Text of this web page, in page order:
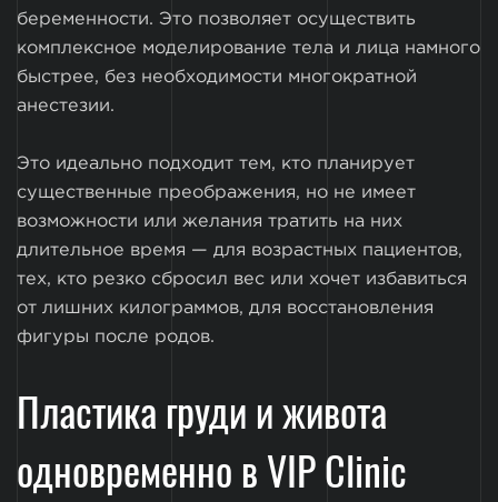
беременности. Это позволяет осуществить
комплексное моделирование тела и лица намного
быстрее, без необходимости многократной
анестезии.
Это идеально подходит тем, кто планирует
существенные преображения, но не имеет
возможности или желания тратить на них
длительное время — для возрастных пациентов,
тех, кто резко сбросил вес или хочет избавиться
от лишних килограммов, для восстановления
фигуры после родов.
Пластика груди и живота
одновременно в VIP Clinic